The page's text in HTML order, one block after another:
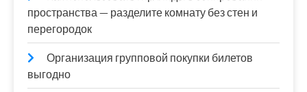
пространства — разделите комнату без стен и
перегородок
Организация групповой покупки билетов
выгодно